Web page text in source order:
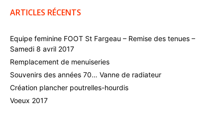
ARTICLES RÉCENTS
Equipe feminine FOOT St Fargeau – Remise des tenues –
Samedi 8 avril 2017
Remplacement de menuiseries
Souvenirs des années 70… Vanne de radiateur
Création plancher poutrelles-hourdis
Voeux 2017